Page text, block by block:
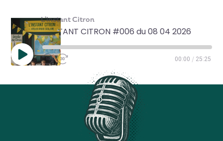
L'instant Citron
L'INSTANT CITRON #006 du 08 04 2026
00:00 / 25:25